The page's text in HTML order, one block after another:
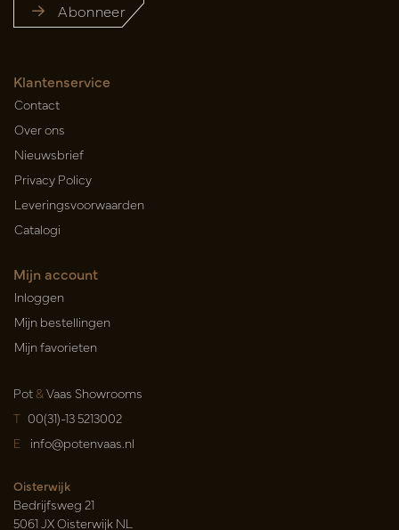
Abonneer
Klantenservice
Contact
Over ons
Nieuwsbrief
Privacy Policy
Leveringsvoorwaarden
Catalogi
Mijn account
Inloggen
Mijn bestellingen
Mijn favorieten
Pot&Vaas Showrooms
T 00(31)-13 5213002
E info@potenvaas.nl
Oisterwijk
Bedrijfsweg 21
5061 JX Oisterwijk NL